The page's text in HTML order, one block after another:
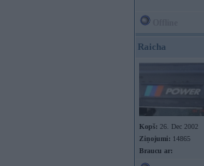
Raicha
Kopš: 26. Dec 2002
Ziņojumi: 14865
Braucu ar: